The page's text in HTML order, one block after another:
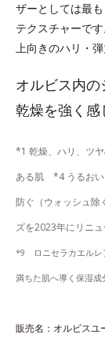
ザーとしては最
テクスチャーで
上向きのハリ・
オルビス内の
乾燥を強く感
*1 乾燥、ハリ、ツ
ある肌 *4 うるおい
防ぐ（ウォッシュ
ズを2023年にリニ
*9 ロニセラカエルレ
満ちた肌へ導く保湿成
販売名：オルビスユ